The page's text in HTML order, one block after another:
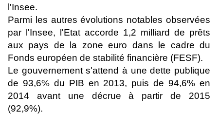
l'Insee.
Parmi les autres évolutions notables observées
par l'Insee, l'Etat accorde 1,2 milliard de prêts
aux pays de la zone euro dans le cadre du
Fonds européen de stabilité financière (FESF).
Le gouvernement s'attend à une dette publique
de 93,6% du PIB en 2013, puis de 94,6% en
2014 avant une décrue à partir de 2015
(92,9%).